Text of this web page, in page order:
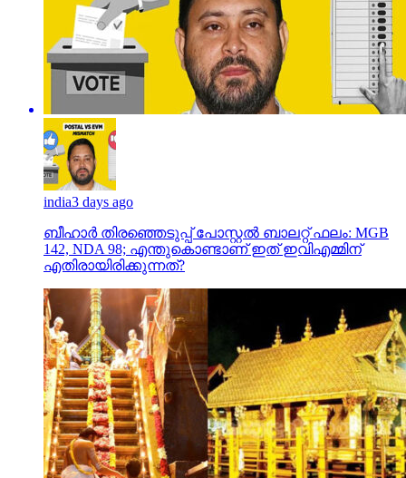
india3 days ago
ബീഹാർ തിരഞ്ഞെടുപ്പ് പോസ്റ്റൽ ബാലറ്റ് ഫലം: MGB
142, NDA 98; എന്തുകൊണ്ടാണ് ഇത് ഇവിഎമ്മിന്
എതിരായിരിക്കുന്നത്?